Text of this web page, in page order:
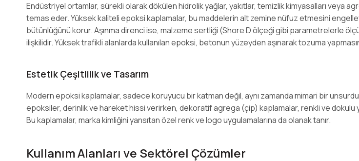
Endüstriyel ortamlar, sürekli olarak dökülen hidrolik yağlar, yakıtlar, temizlik kimyasalları veya
temas eder. Yüksek kaliteli epoksi kaplamalar, bu maddelerin alt zemine nüfuz etmesini
bütünlüğünü korur. Aşınma direnci ise, malzeme sertliği (Shore D ölçeği gibi parametrelerle
ilişkilidir. Yüksek trafikli alanlarda kullanılan epoksi, betonun yüzeyden aşınarak tozuma
Estetik Çeşitlilik ve Tasarım
Modern epoksi kaplamalar, sadece koruyucu bir katman değil, aynı zamanda mimari bir
epoksiler, derinlik ve hareket hissi verirken, dekoratif agrega (çip) kaplamalar, renkli ve dokulu
Bu kaplamalar, marka kimliğini yansıtan özel renk ve logo uygulamalarına da olanak tanır.
Kullanım Alanları ve Sektörel Çözümler